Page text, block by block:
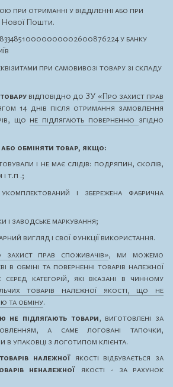
при отриманні у відділенні або при
Нової Пошти.
у банку
при самовивозі товару зі складу
відповідно до ЗУ «Про захист прав
14 днів після отримання замовлення
що не підлягають поверненню згідно
обміняти товар, якщо:
і не має слідів: подряпин, сколів,
т.п .;
і збережена фабрична
і заводське маркування;
вигляд і свої функції використання.
захист прав споживачів», ми можемо
в обміні та поверненні товарів належної
категорій, які вказані в чинному
товарів належної якості, що не
та обміну.
не підлягають товари, виготовлені за
а саме логовані тапочки,
в упаковці з логотипом клієнта.
належної якості відбувається за
неналежної якості - за рахунок